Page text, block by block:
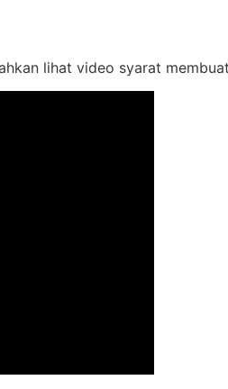
lihat video syarat